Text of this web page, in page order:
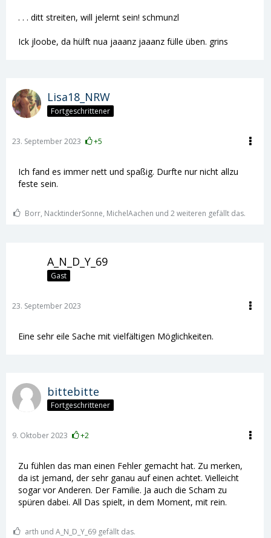
. . . ditt streiten, will jelernt sein! schmunzl
Ick jloobe, da hülft nua jaaanz jaaanz fülle üben. grins
Lisa18_NRW
Fortgeschrittener
23. September 2023 +5
Ich fand es immer nett und spaßig. Durfte nur nicht allzu
feste sein.
Borr, NacktinderSonne, MichelAachen und 2 weiteren gefällt das.
A_N_D_Y_69
Gast
23. September 2023
Eine sehr eile Sache mit vielfältigen Möglichkeiten.
bittebitte
Fortgeschrittener
9. Oktober 2023 +2
Zu fühlen das man einen Fehler gemacht hat. Zu merken,
da ist jemand, der sehr ganau auf einen achtet. Vielleicht
sogar vor Anderen. Der Familie. Ja auch die Scham zu
spüren dabei. All Das spielt, in dem Moment, mit rein.
arth und A_N_D_Y_69 gefällt das.